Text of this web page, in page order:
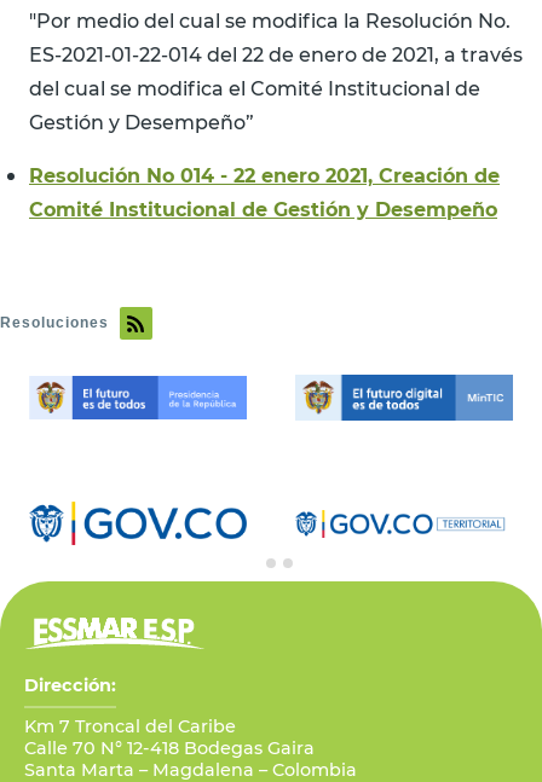
"Por medio del cual se modifica la Resolución No.
ES-2021-01-22-014 del 22 de enero de 2021, a través
del cual se modifica el Comité Institucional de
Gestión y Desempeño”
Resolución No 014 - 22 enero 2021, Creación de
Comité Institucional de Gestión y Desempeño
Resoluciones
Dirección:
Km 7 Troncal del Caribe
Calle 70 N° 12-418 Bodegas Gaira
Santa Marta – Magdalena – Colombia